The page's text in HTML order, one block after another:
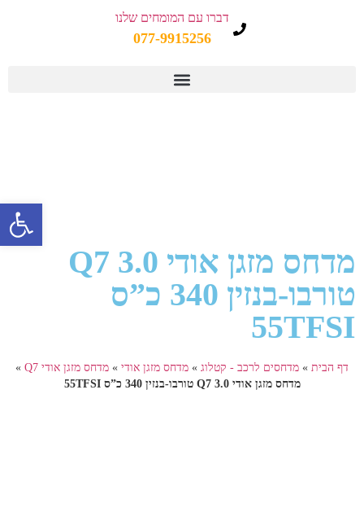
דברו עם המומחים שלנו
077-9915256
מדחס מזגן אודי Q7 3.0
טורבו-בנזין 340 כ”ס
55TFSI
דף הבית » מדחסים לרכב - קטלוג » מדחס מזגן אודי » מדחס מזגן אודי Q7
»
מדחס מזגן אודי Q7 3.0 טורבו-בנזין 340 כ”ס 55TFSI